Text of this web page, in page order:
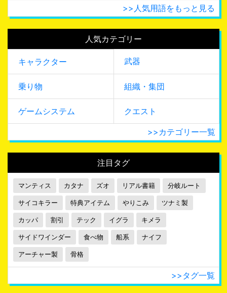
>>人気用語をもっと見る
人気カテゴリー
キャラクター 武器
乗り物 組織・集団
ゲームシステム クエスト
>>カテゴリー一覧
注目タグ
マンティス カタナ ズオ リアル書籍 分岐ルート
サイコキラー 特典アイテム やりこみ ツナミ製
カッパ 割引 テック イグラ キメラ
サイドワインダー 食べ物 船系 ナイフ
アーチャー製 骨格
>>タグ一覧